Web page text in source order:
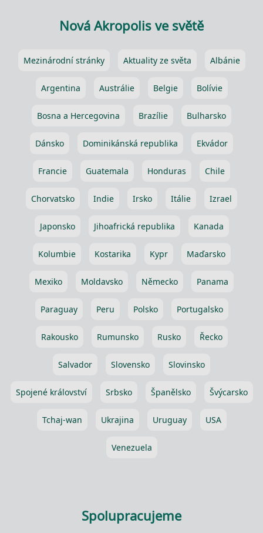
Nová Akropolis ve světě
Mezinárodní stránky Aktuality ze světa Albánie
Argentina Austrálie Belgie Bolívie
Bosna a Hercegovina Brazílie Bulharsko
Dánsko Dominikánská republika Ekvádor
Francie Guatemala Honduras Chile
Chorvatsko Indie Irsko Itálie Izrael
Japonsko Jihoafrická republika Kanada
Kolumbie Kostarika Kypr Maďarsko
Mexiko Moldavsko Německo Panama
Paraguay Peru Polsko Portugalsko
Rakousko Rumunsko Rusko Řecko
Salvador Slovensko Slovinsko
Spojené království Srbsko Španělsko Švýcarsko
Tchaj-wan Ukrajina Uruguay USA
Venezuela
Spolupracujeme